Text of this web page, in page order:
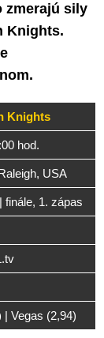
zmerajú sily
Knights.
Knights
hod.
USA
finále, 1. zápas
| Vegas (2,94)